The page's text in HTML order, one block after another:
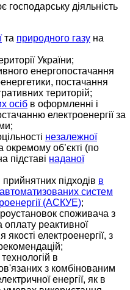
господарську діяльність
та природного газу на
України;
енергопостачання
постачання
територій;
осіб в оформленні і
електроенергії за
незалежної
окремому об’єкті (по
підставі наданої
підходів в
систем
(АСКУЕ);
споживача з
реактивної
якості електроенергії, з
в
з комбінованим
енергії, як в